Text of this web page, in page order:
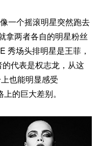
一个摇滚明星突然跑去
拿两者各自的明星粉丝
秀场头排明星是王菲，
代表是权志龙，从这
也能明显感受
的巨大差别。